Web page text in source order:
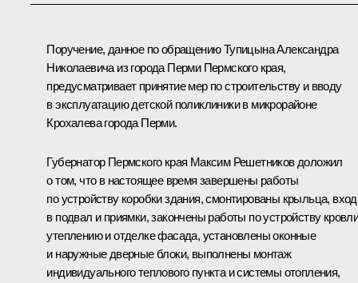
Поручение, данное по обращению Тупицына Александра
Николаевича из города Перми Пермского края,
предусматривает принятие мер по строительству и вводу
в эксплуатацию детской поликлиники в микрорайоне
Крохалева города Перми.
Губернатор Пермского края Максим Решетников доложил
о том, что в настоящее время завершены работы
по устройству коробки здания, смонтированы крыльца,
в подвал и приямки, закончены работы по устройству
утеплению и отделке фасада, установлены оконные
и наружные дверные блоки, выполнены монтаж
индивидуального теплового пункта и системы отопления,